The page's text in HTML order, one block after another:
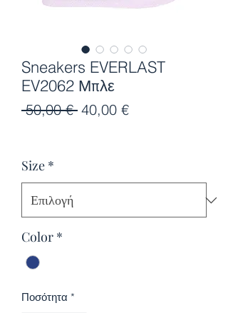
Sneakers EVERLAST
EV2062 Μπλε
50,00 € Κανονική
40,00 €Τιμή
Size *
Color *
Ποσότητα *